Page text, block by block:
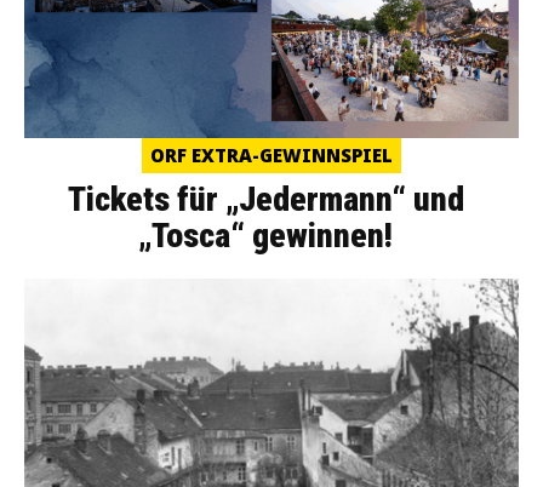
ORF EXTRA-GEWINNSPIEL
Tickets für „Jedermann“ und
„Tosca“ gewinnen!